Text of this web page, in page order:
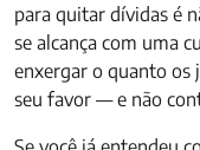
para quitar dívidas é
se alcança com uma
enxergar o quanto os
seu favor — e não